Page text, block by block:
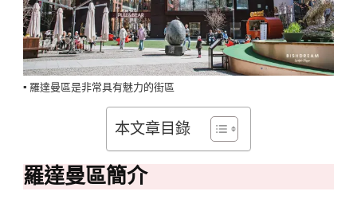
▪️ 羅達曼區是非常具有魅力的街區
本文章目錄
羅達曼區簡介